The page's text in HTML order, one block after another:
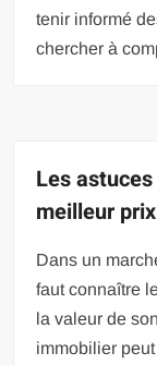
tenir informé
chercher à
Les
meilleur
Dans un
faut connaître
la valeur de
immobilier